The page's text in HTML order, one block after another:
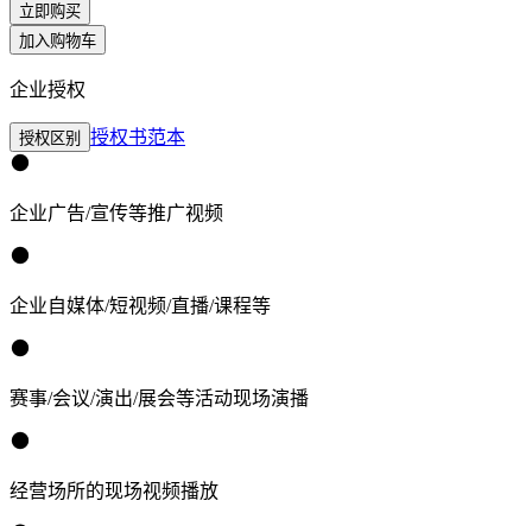
立即购买
加入购物车
企业授权
授权区别 授权书范本
企业广告/宣传等推广视频
企业自媒体/短视频/直播/课程等
赛事/会议/演出/展会等活动现场演播
经营场所的现场视频播放